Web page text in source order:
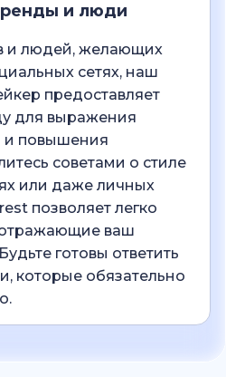
и люди
и людей, желающих
сетях, наш
предоставляет
для выражения
и повышения
советами о стиле
или даже личных
позволяет легко
отражающие ваш
готовы ответить
которые обязательно